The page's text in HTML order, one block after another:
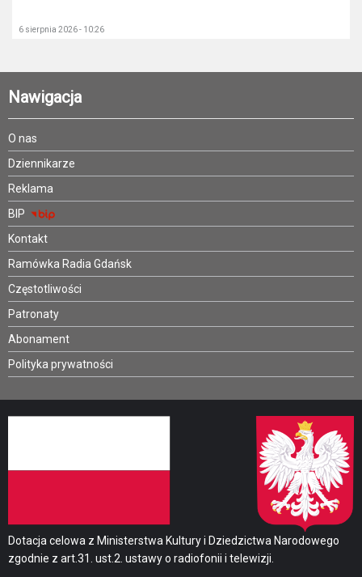
6 sierpnia 2026 - 10:26
Nawigacja
O nas
Dziennikarze
Reklama
BIP
Kontakt
Ramówka Radia Gdańsk
Częstotliwości
Patronaty
Abonament
Polityka prywatności
Dotacja celowa z Ministerstwa Kultury i Dziedzictwa Narodowego
zgodnie z art.31. ust.2. ustawy o radiofonii i telewizji.